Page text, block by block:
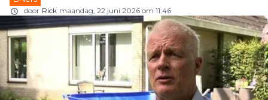
door Rick maandag, 22 juni 2026 om 11:46